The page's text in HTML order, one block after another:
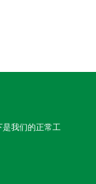
是我们的正常工